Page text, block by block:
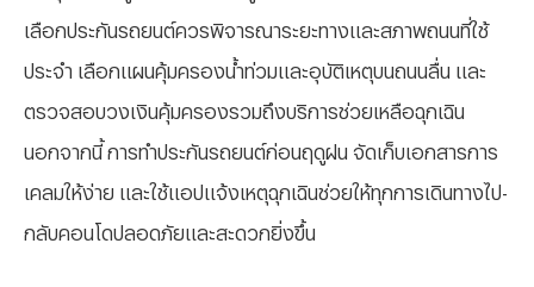
เลือกประกันรถยนต์ควรพิจารณาระยะทางและสภาพถนนที่ใช้
ประจำ เลือกแผนคุ้มครองน้ำท่วมและอุบัติเหตุบนถนนลื่น และ
ตรวจสอบวงเงินคุ้มครองรวมถึงบริการช่วยเหลือฉุกเฉิน
นอกจากนี้ การทำประกันรถยนต์ก่อนฤดูฝน จัดเก็บเอกสารการ
เคลมให้ง่าย และใช้แอปแจ้งเหตุฉุกเฉินช่วยให้ทุกการเดินทางไป-
กลับคอนโดปลอดภัยและสะดวกยิ่งขึ้น